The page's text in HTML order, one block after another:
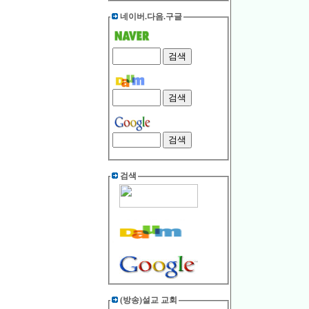
네이버.다음.구글
검색
(방송)설교 교회